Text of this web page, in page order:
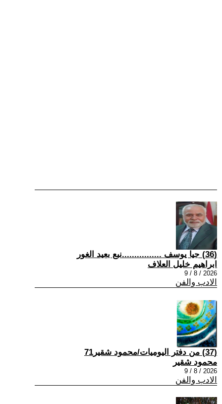
(36) جيا يوسف ................نبع بعيد الغور
ابراهيم خليل العلاف
2026 / 8 / 9
الادب والفن
(37) من دفتر اليوميات/محمود شقير71
محمود شقير
2026 / 8 / 9
الادب والفن